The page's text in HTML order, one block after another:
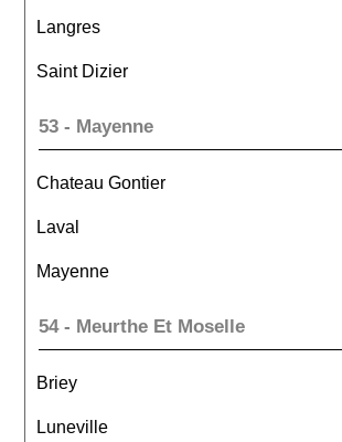
Langres
Saint Dizier
53 - Mayenne
Chateau Gontier
Laval
Mayenne
54 - Meurthe Et Moselle
Briey
Luneville